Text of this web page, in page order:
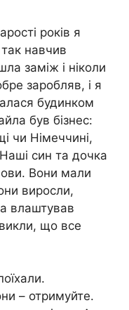
років я
навчив
заміж і ніколи
заробляв, і я
будинком
був бізнес:
чи Німеччині,
син та дочка
Вони мали
виросли,
влаштував
що все
– отримуйте.